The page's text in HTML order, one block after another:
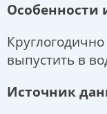
Особенности
выпустить в
Источник